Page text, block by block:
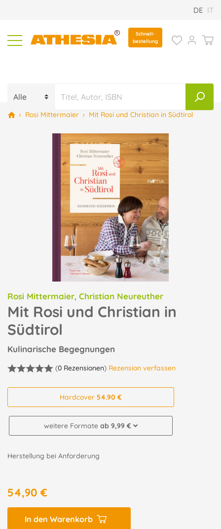
DE IT
Schnell-
bestellung
› Rosi Mittermaier › Mit Rosi und Christian in Südtirol
Rosi Mittermaier, Christian Neureuther
Mit Rosi und Christian in
Südtirol
Kulinarische Begegnungen
(0 Rezensionen) Rezension verfassen
Hardcover 54.90 €
weitere Formate ab 9,99 €
Herstellung bei Anforderung
54,90 €
In den Warenkorb